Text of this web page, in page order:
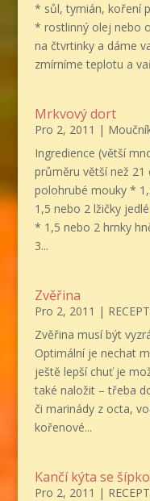
* sůl, tymián, koření
* rostlinný olej nebo
na čtvrtinky a dáme
zmírníme teplotu a
Mrkvový dort
Pro 2, 2011 |
Ingredience (větší
průměru větší než
polohrubé mouky *
1,5 nebo 2 lžičky
* 1,5 nebo 2 hrnky
3...
Zvěřina
Pro 2, 2011 |
Zvěřina musí být
Optimální je nechat
ještě lepší chuť je
také naložit – třeba
či marinády z octa,
kořenové...
Kančí kýta se
Pro 2, 2011 |